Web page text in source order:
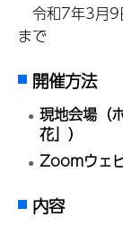
令和7年3月9
まで
開催方法
現地会場（
花」）
Zoomウェ
内容